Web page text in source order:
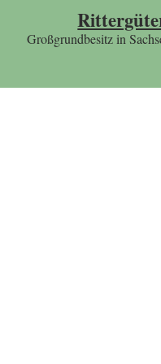
Großgrundbesitz in